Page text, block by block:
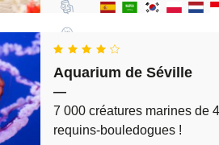
Aquarium de Séville
—
7 000 créatures marines de
requins-bouledogues !